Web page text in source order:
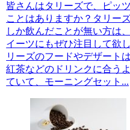
皆さんはタリーズで、ピッ
ことはありますか？タリー
しか飲んだことが無い方は
イーツにもぜひ注目して欲
リーズのフードやデザート
紅茶などのドリンクに合う
ていて、モーニングセット...